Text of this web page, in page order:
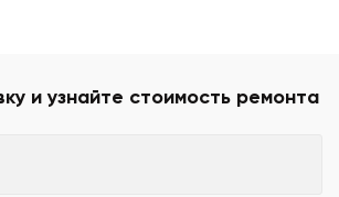
и узнайте стоимость ремонта